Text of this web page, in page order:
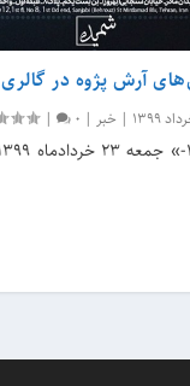
آرش پژوه در
| خبر |
0
|